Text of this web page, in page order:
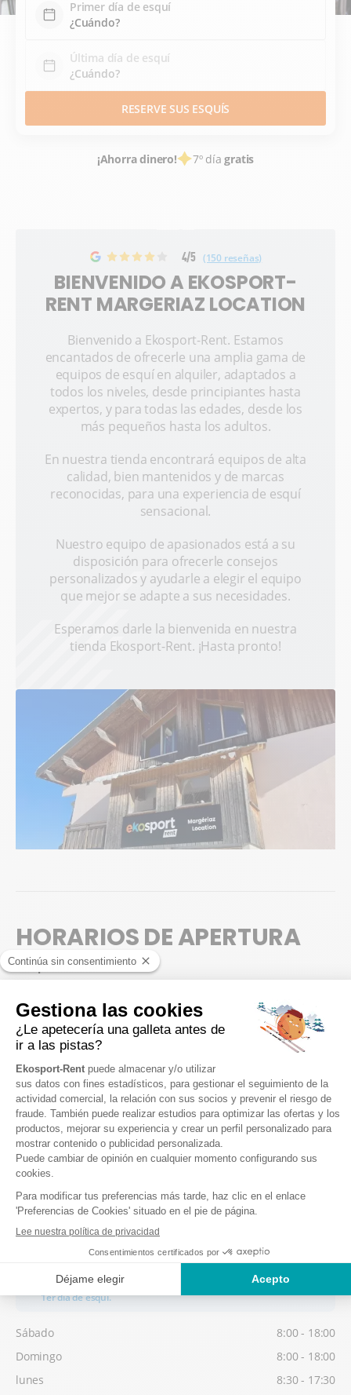
Primer día de esquí
Última día de esquí
RESERVE SUS ESQUÍS
¡Ahorra dinero! 7º díagratis
4/5 (150 reseñas)
BIENVENIDO A EKOSPORT-
RENT MARGERIAZ LOCATION
Bienvenido a Ekosport-Rent. Estamos
encantados de ofrecerle una amplia gama de
equipos de esquí en alquiler, adaptados a
todos los niveles, desde principiantes hasta
expertos, y para todas las edades, desde los
más pequeños hasta los adultos.
En nuestra tienda encontrará equipos de alta
calidad, bien mantenidos y de marcas
reconocidas, para una experiencia de esquí
sensacional.
Nuestro equipo de apasionados está a su
disposición para ofrecerle consejos
personalizados y ayudarle a elegir el equipo
que mejor se adapte a sus necesidades.
Esperamos darle la bienvenida en nuestra
tienda Ekosport-Rent. ¡Hasta pronto!
HORARIOS DE APERTURA
Temporada alta
Posibilidad de retirar su material a partir de 16:30, la víspera de su
1er día de esquí.
Sábado
8:00 - 18:00
Domingo
8:00 - 18:00
lunes
8:30 - 17:30
Martes
8:30 - 17:30
Miércoles
Jueves
Viernes
8:30 - 17:30
Temporada baja
Posibilidad de retirar su material a partir de 16:30, la víspera de su
1er día de esquí.
Sábado
8:00 - 18:00
Domingo
8:00 - 18:00
lunes
8:30 - 17:30